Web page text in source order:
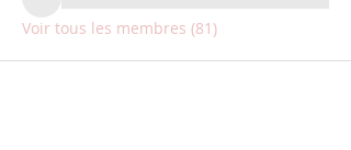
Voir tous les membres (81)